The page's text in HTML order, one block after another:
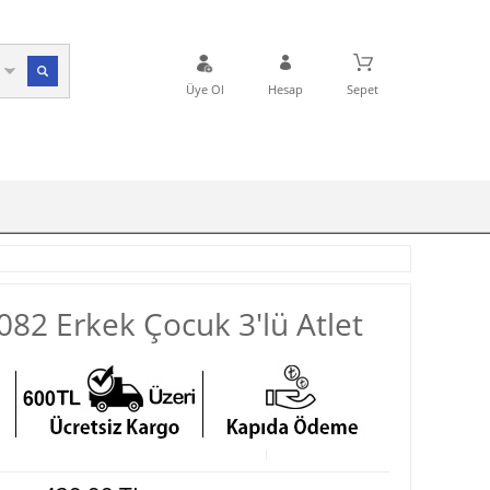
Sepet
Hesap
Üye Ol
Erkek Çocuk 3'lü Atlet